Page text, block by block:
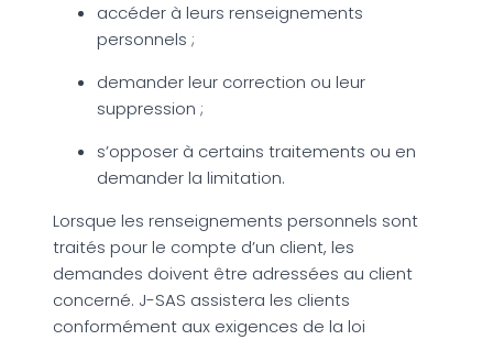
accéder à leurs renseignements
personnels ;
demander leur correction ou leur
suppression ;
s’opposer à certains traitements ou en
demander la limitation.
Lorsque les renseignements personnels sont
traités pour le compte d’un client, les
demandes doivent être adressées au client
concerné. J-SAS assistera les clients
conformément aux exigences de la loi